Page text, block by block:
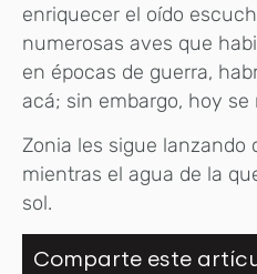
enriquecer el oído
numerosas aves que
en épocas de guerra,
acá; sin embargo, hoy se
Zonia les sigue lanzando
mientras el agua de la
sol.
Comparte este